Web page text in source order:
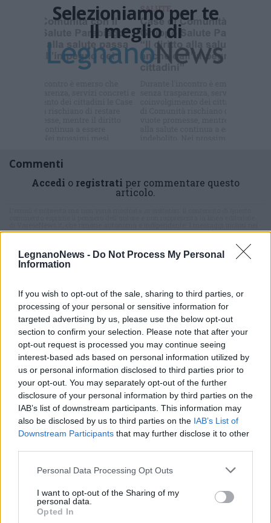
LegnanoNews - Do Not Process My Personal
Information
If you wish to opt-out of the sale, sharing to third parties, or
processing of your personal or sensitive information for
targeted advertising by us, please use the below opt-out
section to confirm your selection. Please note that after your
opt-out request is processed you may continue seeing
interest-based ads based on personal information utilized by
us or personal information disclosed to third parties prior to
your opt-out. You may separately opt-out of the further
disclosure of your personal information by third parties on the
IAB’s list of downstream participants. This information may
also be disclosed by us to third parties on the IAB’s List of
Downstream Participants that may further disclose it to other
Personal Data Processing Opt Outs
I want to opt-out of the Sharing of my
personal data.
Opted In
Selezioniamo per te
Il meglio di
Commenti
Accedi o registrati per commentare questo
articolo.
commenti non sono testi giornalistici, ma post inviati dai singoli lettori che
che includano uno o più link a siti esterni verranno rimossi in automatico dal
sistema.